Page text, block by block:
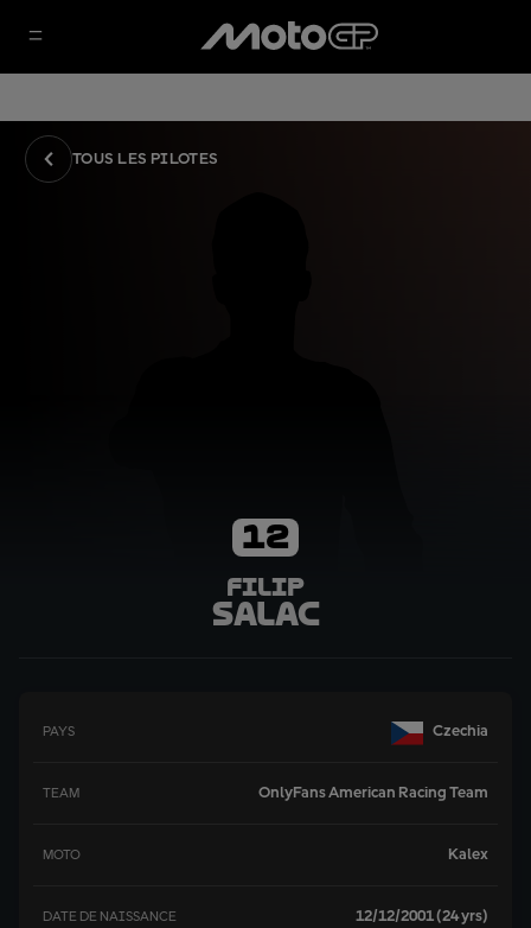
TOUS LES PILOTES
12
Filip
Salac
PAYS Czechia
TEAM OnlyFans American Racing Team
MOTO Kalex
DATE DE NAISSANCE 12/12/2001 (24 yrs)